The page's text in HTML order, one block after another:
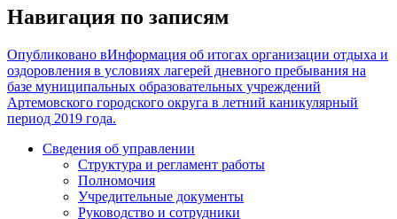
Навигация по записям
Опубликовано вИнформация об итогах организации отдыха и
оздоровления в условиях лагерей дневного пребывания на
базе муниципальных образовательных учреждений
Артемовского городского округа в летний каникулярный
период 2019 года.
Сведения об управлении
Структура и регламент работы
Полномочия
Учредительные документы
Руководство и сотрудники